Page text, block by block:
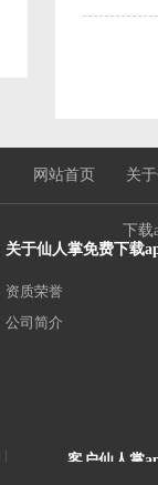
网站首页 关
下载
关于仙人掌免费下载
资质荣誉
公司简介
客户仙人掌